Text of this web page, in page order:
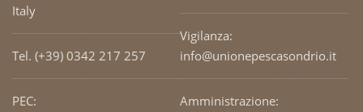
Italy
Tel. (+39) 0342 217 257
PEC:
Vigilanza:
info@unionepescasondrio.it
Amministrazione: